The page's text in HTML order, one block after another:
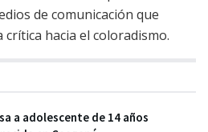
de comunicación que
hacia el coloradismo.
a adolescente de 14 años